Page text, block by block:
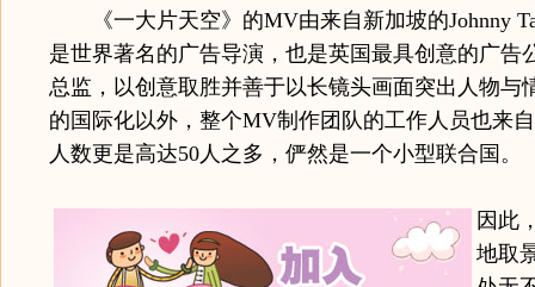
《一大片天空》的MV由来自新加坡的Johnny
是世界著名的广告导演，也是英国最具创意的广告
总监，以创意取胜并善于以长镜头画面突出人物与
的国际化以外，整个MV制作团队的工作人员也来
人数更是高达50人之多，俨然是一个小型联合国。
因此
地取